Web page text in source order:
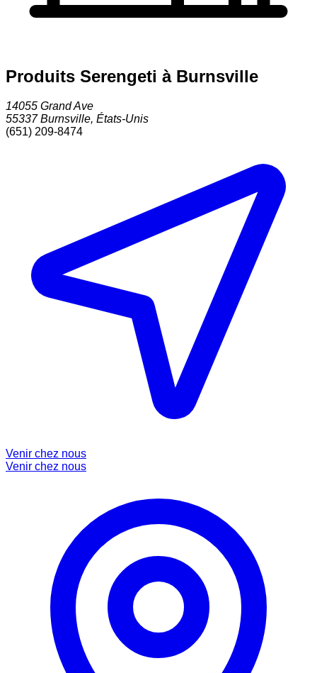
Produits Serengeti à Burnsville
14055 Grand Ave
55337 Burnsville, États-Unis
(651) 209-8474
Venir chez nous
Venir chez nous